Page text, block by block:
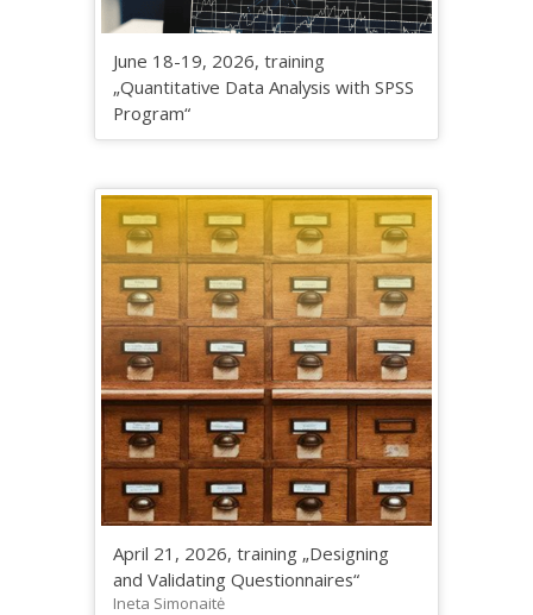
June 18-19, 2026, training
„Quantitative Data Analysis with SPSS
Program“
April 21, 2026, training „Designing
and Validating Questionnaires“
Ineta Simonaitė